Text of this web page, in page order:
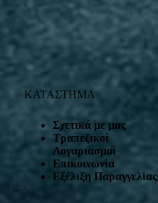
ΚΑΤΑΣΤΗΜΑ
Σχετικά με μας
Τραπεζικοί
Λογαριασμοί
Επικοινωνία
Εξέλιξη Παραγγελίας